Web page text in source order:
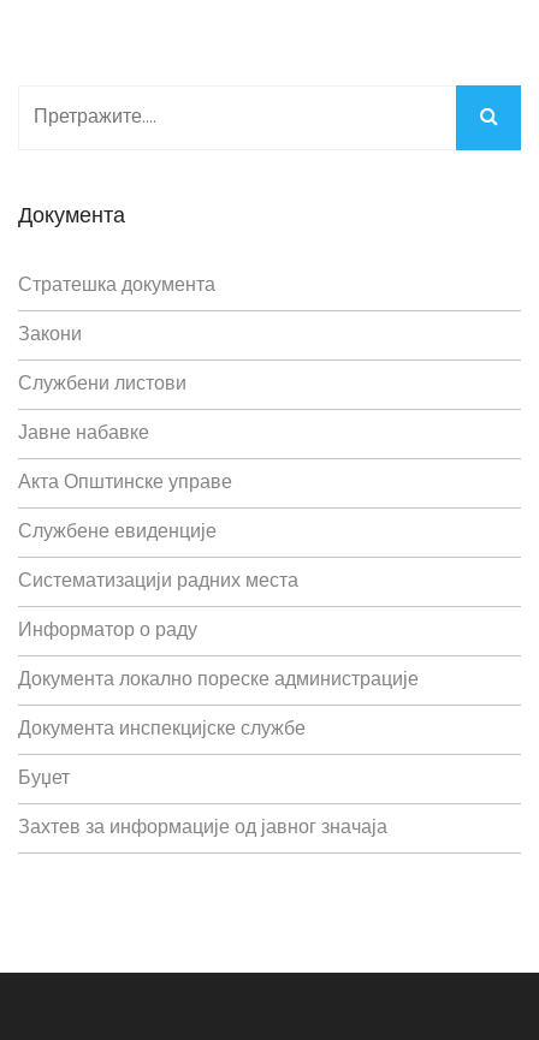
Документа
Стратешка документа
Закони
Службени листови
Јавне набавке
Акта Општинске управе
Службене евиденције
Систематизацији радних места
Информатор о раду
Документа локално пореске администрације
Документа инспекцијске службе
Буџет
Захтев за информације од јавног значаја